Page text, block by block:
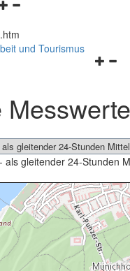
schließen
und Tourismus
Messwerte
- als gleitender 24-Stunden